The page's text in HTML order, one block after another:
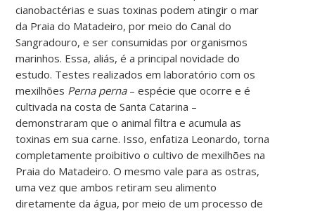
cianobactérias e suas toxinas podem atingir o mar
da Praia do Matadeiro, por meio do Canal do
Sangradouro, e ser consumidas por organismos
marinhos. Essa, aliás, é a principal novidade do
estudo. Testes realizados em laboratório com os
mexilhões Perna perna– espécie que ocorre e é
cultivada na costa de Santa Catarina –
demonstraram que o animal filtra e acumula as
toxinas em sua carne. Isso, enfatiza Leonardo, torna
completamente proibitivo o cultivo de mexilhões na
Praia do Matadeiro. O mesmo vale para as ostras,
uma vez que ambos retiram seu alimento
diretamente da água, por meio de um processo de